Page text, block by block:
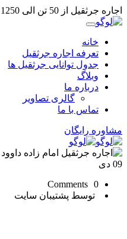
اجاره جرثقیل از 50 تن الی 1250 تن - شنبه تا پنج شنبه : 9 تا 18
خانه
تعرفه اجاره جرثقیل
جدول توانایی جرثقیل ها
وبلاگ
درباره ما
گالری تصاویر
تماس با ما
مشاوره رایگان
09 دی
0 Comments
توسط پشتیبان سایت